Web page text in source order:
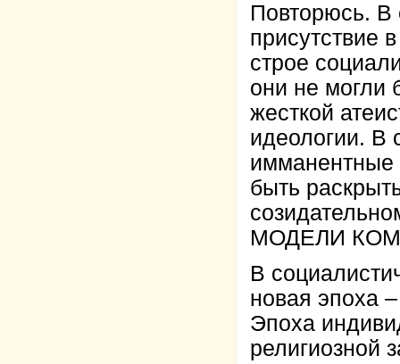
Повторюсь. В
присутствие
строе
они не могли
жесткой
идеологии. В
имманентные
быть
МОДЕЛИ
В
новая
Эпоха
религиозной